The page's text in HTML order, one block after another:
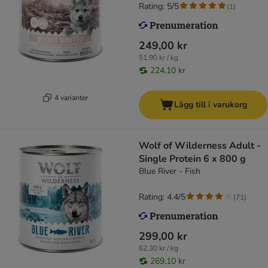
4 varianter
249,00 kr
51,90 kr / kg
224,10 kr
Rating: 5/5 (1)
Lägg till i varukorg
Wolf of Wilderness Adult -
Single Protein 6 x 800 g
Blue River - Fish
299,00 kr
62,30 kr / kg
269,10 kr
Rating: 4.4/5 (71)